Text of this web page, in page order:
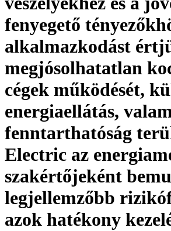
fenyegető
alkalmazkodást
megjósolhatatlan
cégek működését,
energiaellátás,
fenntarthatóság
Electric az
szakértőjeként
legjellemzőbb
azok hatékony